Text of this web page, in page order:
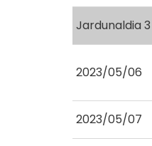
Jardunaldia 3
2023/05/06
2023/05/07